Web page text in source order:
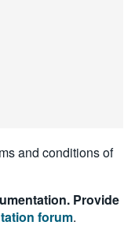
and conditions of
Provide
forum.